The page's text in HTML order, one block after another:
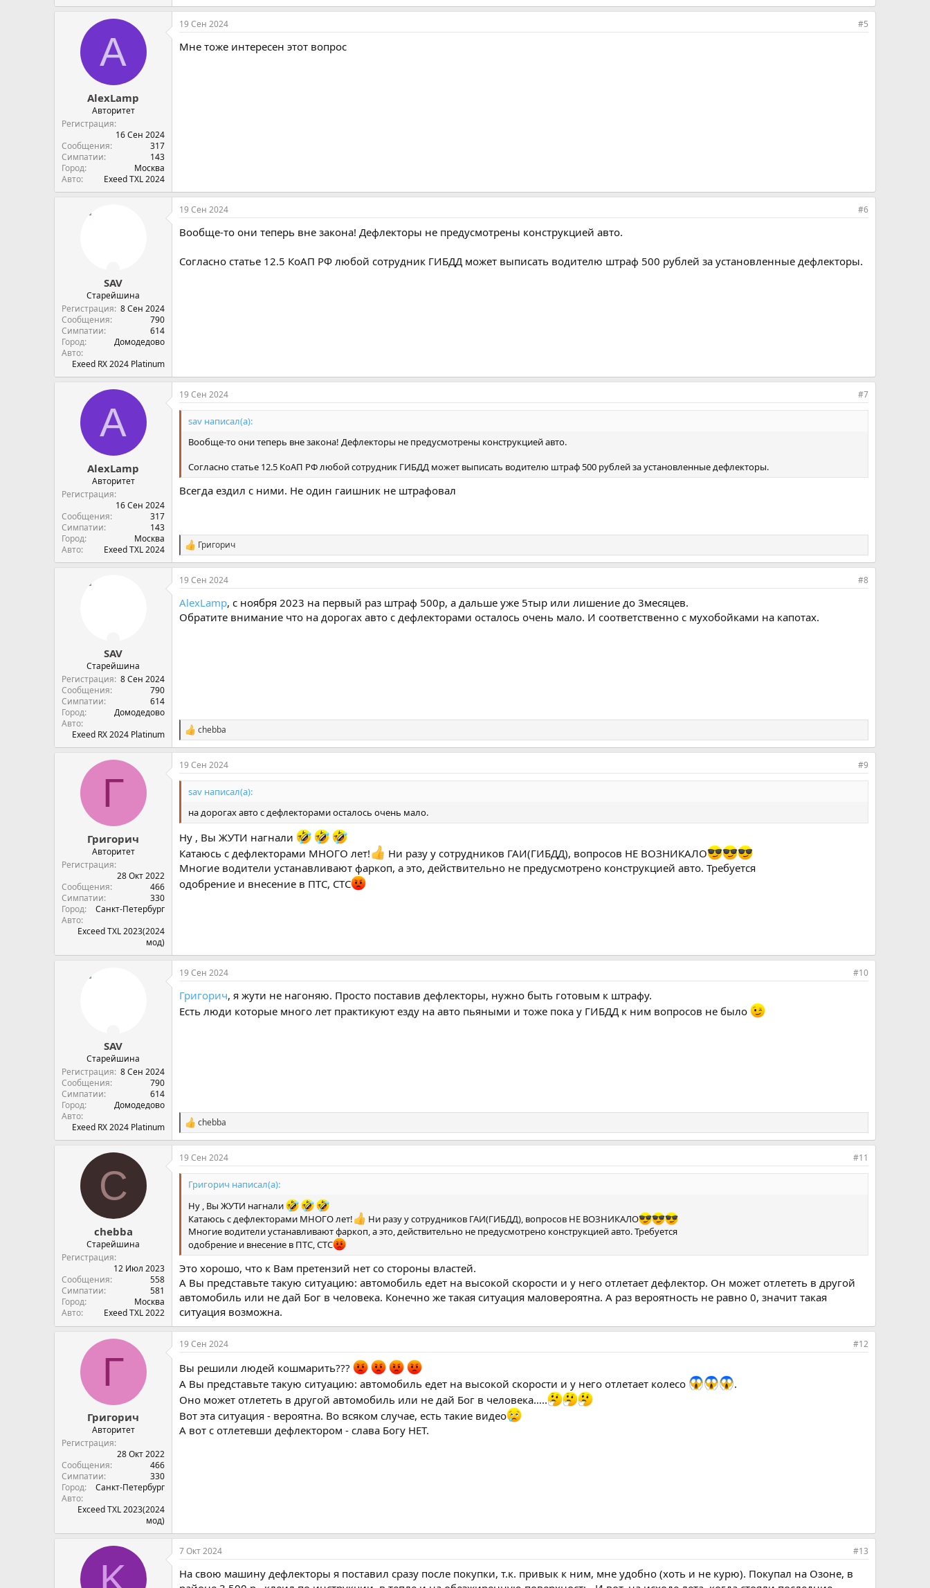
A
AlexLamp
Авторитет
Регистрация
16 Сен 2024
Сообщения
317
Симпатии
143
Город
Москва
Авто
Exeed TXL 2024
19 Сен 2024 #5
Мне тоже интересен этот вопрос
SAV
Старейшина
Регистрация 8 Сен 2024
Сообщения
790
Симпатии
614
Город
Домодедово
Авто
Exeed RX 2024 Platinum
19 Сен 2024 #6
Вообще-то они теперь вне закона! Дефлекторы не предусмотрены конструкцией авто.
Согласно статье 12.5 КоАП РФ любой сотрудник ГИБДД может выписать водителю штраф 500 рублей за установленные дефлекторы.
A
AlexLamp
Авторитет
Регистрация
16 Сен 2024
Сообщения
317
Симпатии
143
Город
Москва
Авто
Exeed TXL 2024
19 Сен 2024 #7
sav написал(а):
Вообще-то они теперь вне закона! Дефлекторы не предусмотрены конструкцией авто.
Согласно статье 12.5 КоАП РФ любой сотрудник ГИБДД может выписать водителю штраф 500 рублей за установленные дефлекторы.
Всегда ездил с ними. Не один гаишник не штрафовал
С
и
м
п
т
и
Григорич
SAV
Старейшина
Регистрация 8 Сен 2024
Сообщения
790
Симпатии
614
Город
Домодедово
Авто
Exeed RX 2024 Platinum
19 Сен 2024 #8
AlexLamp, с ноября 2023 на первый раз штраф 500р, а дальше уже 5тыр или лишение до 3месяцев.
Обратите внимание что на дорогах авто с дефлекторами осталось очень мало. И соответственно с мухобойками на капотах.
С
и
м
п
а
и
:
chebba
Г
Григорич
Авторитет
Регистрация
28 Окт 2022
Сообщения
466
Симпатии
330
Город
Санкт-Петербург
Авто
Exceed TXL 2023(2024
мод)
19 Сен 2024 #9
sav написал(а):
на дорогах авто с дефлекторами осталось очень мало.
Ну , Вы ЖУТИ нагнали
Катаюсь с дефлекторами МНОГО лет!
Ни разу у сотрудников ГАИ(ГИБДД), вопросов НЕ ВОЗНИКАЛО
Многие водители устанавливают фаркоп, а это, действительно не предусмотрено конструкцией авто. Требуется
одобрение и внесение в ПТС, СТС
SAV
Старейшина
Регистрация 8 Сен 2024
Сообщения
790
Симпатии
614
Город
Домодедово
Авто
Exeed RX 2024 Platinum
19 Сен 2024 #10
Григорич, я жути не нагоняю. Просто поставив дефлекторы, нужно быть готовым к штрафу.
Есть люди которые много лет практикуют езду на авто пьяными и тоже пока у ГИБДД к ним вопросов не было
С
и
м
п
а
и
chebba
C
chebba
Старейшина
Регистрация
12 Июл 2023
Сообщения
558
Симпатии
581
Город
Москва
Авто
Exeed TXL 2022
19 Сен 2024 #11
Григорич написал(а):
Ну , Вы ЖУТИ нагнали
Катаюсь с дефлекторами МНОГО лет!
Ни разу у сотрудников ГАИ(ГИБДД), вопросов НЕ ВОЗНИКАЛО
Многие водители устанавливают фаркоп, а это, действительно не предусмотрено конструкцией авто. Требуется
одобрение и внесение в ПТС, СТС
Это хорошо, что к Вам претензий нет со стороны властей.
А Вы представьте такую ситуацию: автомобиль едет на высокой скорости и у него отлетает дефлектор. Он может отлететь в другой
автомобиль или не дай Бог в человека. Конечно же такая ситуация маловероятна. А раз вероятность не равно 0, значит такая
ситуация возможна.
Г
Григорич
Авторитет
Регистрация
28 Окт 2022
Сообщения
466
Симпатии
330
Город
Санкт-Петербург
Авто
Exceed TXL 2023(2024
мод)
19 Сен 2024 #12
Вы решили людей кошмарить???
А Вы представьте такую ситуацию: автомобиль едет на высокой скорости и у него отлетает колесо
.
Оно может отлететь в другой автомобиль или не дай Бог в человека…..
Вот эта ситуация - вероятна. Во всяком случае, есть такие видео
А вот с отлетевши дефлектором - слава Богу НЕТ.
K
7 Окт 2024 #13
На свою машину дефлекторы я поставил сразу после покупки, т.к. привык к ним, мне удобно (хоть и не курю). Покупал на Озоне, в